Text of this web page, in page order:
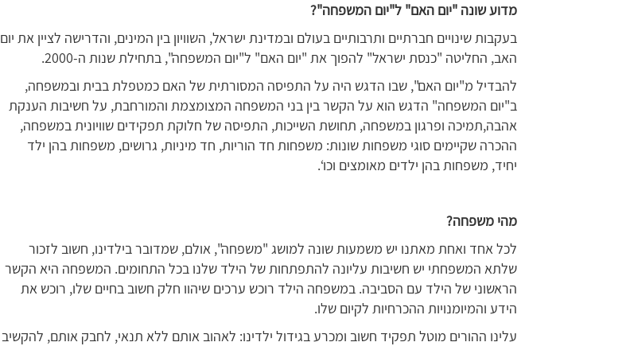
מדוע שונה "יום האם" ל"יום המשפחה"?
בעקבות שינויים חברתיים ותרבותיים בעולם ובמדינת ישראל, השוויון בין המינים, והדרישה לציין את יום
האב, החליטה "כנסת ישראל" להפוך את "יום האם" ל"יום המשפחה", בתחילת שנות ה-2000.
להבדיל מ"יום האם", שבו הדגש היה על התפיסה המסורתית של האם כמטפלת בבית ובמשפחה,
ב"יום המשפחה" הדגש הוא על הקשר בין בני המשפחה המצומצמת והמורחבת, על חשיבות הענקת
אהבה,תמיכה ופרגון במשפחה, תחושת השייכות, התפיסה של חלוקת תפקידים שוויונית במשפחה,
ההכרה שקיימים סוגי משפחות שונות: משפחות חד הוריות, חד מיניות, גרושים, משפחות בהן ילד
יחיד, משפחות בהן ילדים מאומצים וכו‘.
מהי משפחה?
לכל אחד ואחת מאתנו יש משמעות שונה למושג "משפחה", אולם, שמדובר בילדינו, חשוב לזכור
שלתא המשפחתי יש חשיבות עליונה להתפתחות של הילד שלנו בכל התחומים. המשפחה היא הקשר
הראשוני של הילד עם הסביבה. במשפחה הילד רוכש ערכים שיהוו חלק חשוב בחיים שלו, רוכש את
הידע והמיומנויות ההכרחיות לקיום שלו.
עלינו ההורים מוטל תפקיד חשוב ומכרע בגידול ילדינו: לאהוב אותם ללא תנאי, לחבק אותם, להקשיב